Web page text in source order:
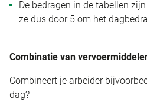
De bedragen in de tabellen zijn
ze dus door 5 om het
Combinatie van
Combineert je arbeider
dag?